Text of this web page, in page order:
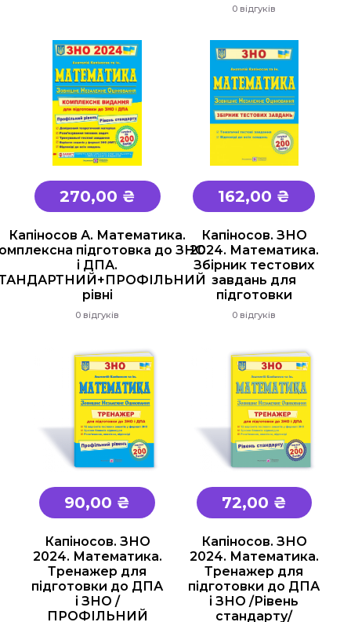
0 відгуків
270,00 ₴
Капіносов А. Математика.
підготовка до ЗНО
і ДПА.
рівні
0 відгуків
162,00 ₴
Капіносов. ЗНО
2024. Математика.
Збірник тестових
завдань для
підготовки
0 відгуків
90,00 ₴
Капіносов. ЗНО
2024. Математика.
Тренажер для
підготовки до ДПА
і ЗНО /
ПРОФІЛЬНИЙ
72,00 ₴
Капіносов. ЗНО
2024. Математика.
Тренажер для
підготовки до ДПА
і ЗНО /Рівень
стандарту/